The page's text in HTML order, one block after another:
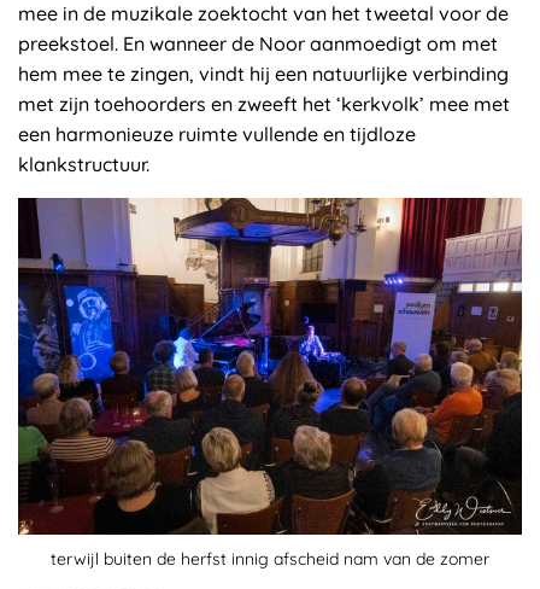
mee in de muzikale zoektocht van het tweetal voor de
preekstoel. En wanneer de Noor aanmoedigt om met
hem mee te zingen, vindt hij een natuurlijke verbinding
met zijn toehoorders en zweeft het ‘kerkvolk’ mee met
een harmonieuze ruimte vullende en tijdloze
klankstructuur.
terwijl buiten de herfst innig afscheid nam van de zomer